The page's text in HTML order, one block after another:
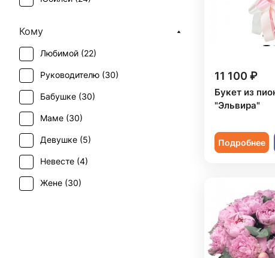
11 100 ₽
Букет из
"Эльвира"
Подробнее
Кому
Любимой (22)
Руководителю (30)
Бабушке (30)
Маме (30)
Девушке (5)
Невесте (4)
Жене (30)